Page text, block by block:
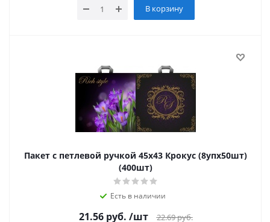
В корзину
Пакет с петлевой ручкой 45х43 Крокус (8упх50шт)
(400шт)
Есть в наличии
21.56руб. /шт 22.69руб.